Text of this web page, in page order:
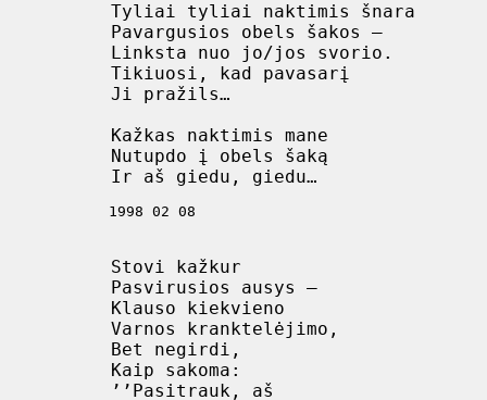
Tyliai tyliai naktimis šnara
Pavargusios obels šakos –
Linksta nuo jo/jos svorio.
Tikiuosi, kad pavasarį
Ji pražils…
Kažkas naktimis mane
Nutupdo į obels šaką
1998 02 08
Stovi kažkur
Pasvirusios ausys –
Klauso kiekvieno
Varnos kranktelėjimo,
Bet negirdi,
Kaip sakoma:
’’Pasitrauk, aš